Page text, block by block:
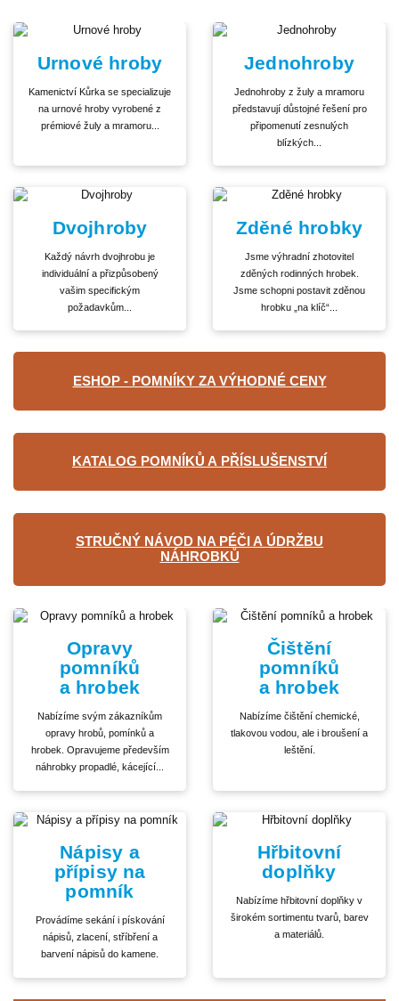
Urnové hroby
Kamenictví Kůrka se specializuje
na urnové hroby vyrobené z
prémiové žuly a mramoru...
Jednohroby
Jednohroby z žuly a mramoru
představují důstojné řešení pro
připomenutí zesnulých
blízkých...
Dvojhroby
Každý návrh dvojhrobu je
individuální a přizpůsobený
vašim specifickým
požadavkům...
Zděné hrobky
Jsme výhradní zhotovitel
zděných rodinných hrobek.
Jsme schopni postavit zděnou
hrobku „na klíč“...
ESHOP - POMNÍKY ZA VÝHODNÉ CENY
KATALOG POMNÍKŮ A PŘÍSLUŠENSTVÍ
STRUČNÝ NÁVOD NA PÉČI A ÚDRŽBU
NÁHROBKŮ
Opravy
pomníků
a hrobek
Nabízíme svým zákazníkům
opravy hrobů, pomínků a
hrobek. Opravujeme především
náhrobky propadlé, kácející...
Čištění
pomníků
a hrobek
Nabízíme čištění chemické,
tlakovou vodou, ale i broušení a
leštění.
Nápisy a
přípisy na
pomník
Provádíme sekání i pískování
nápisů, zlacení, stříbření a
barvení nápisů do kamene.
Hřbitovní
doplňky
Nabízíme hřbitovní doplňky v
širokém sortimentu tvarů, barev
a materiálů.